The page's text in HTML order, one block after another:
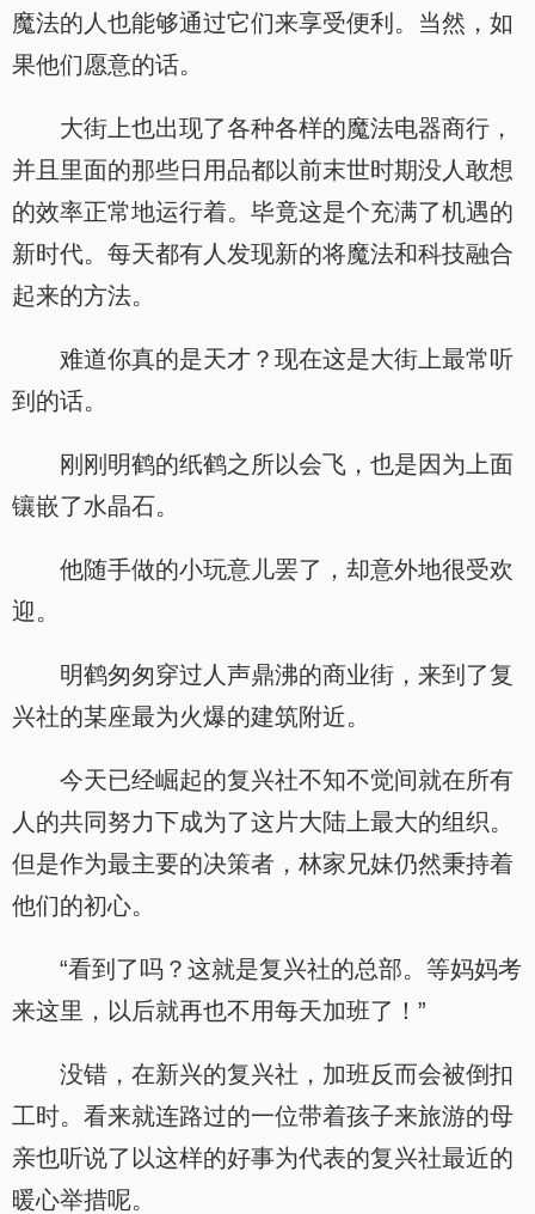
魔法的人也能够通过它们来享受便利。当然，如
果他们愿意的话。
大街上也出现了各种各样的魔法电器商行，
并且里面的那些日用品都以前末世时期没人敢想
的效率正常地运行着。毕竟这是个充满了机遇的
新时代。每天都有人发现新的将魔法和科技融合
起来的方法。
难道你真的是天才？现在这是大街上最常听
到的话。
刚刚明鹤的纸鹤之所以会飞，也是因为上面
镶嵌了水晶石。
他随手做的小玩意儿罢了，却意外地很受欢
迎。
明鹤匆匆穿过人声鼎沸的商业街，来到了复
兴社的某座最为火爆的建筑附近。
今天已经崛起的复兴社不知不觉间就在所有
人的共同努力下成为了这片大陆上最大的组织。
但是作为最主要的决策者，林家兄妹仍然秉持着
他们的初心。
“看到了吗？这就是复兴社的总部。等妈妈考
来这里，以后就再也不用每天加班了！”
没错，在新兴的复兴社，加班反而会被倒扣
工时。看来就连路过的一位带着孩子来旅游的母
亲也听说了以这样的好事为代表的复兴社最近的
暖心举措呢。